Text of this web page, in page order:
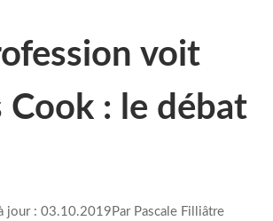
voit
Cook : le débat
jour : 03.10.2019 Par Pascale Filliâtre